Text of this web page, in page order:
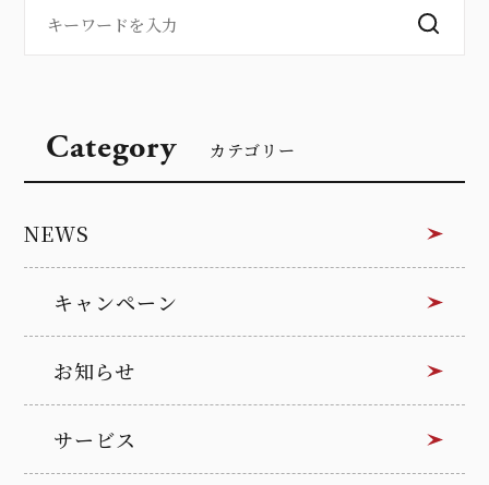
Category カテゴリー
NEWS
キャンペーン
お知らせ
サービス